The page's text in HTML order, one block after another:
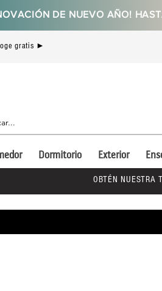
DE NUEVO AÑO!
gratis ►
Dormitorio Exterior
OBTÉN NUESTRA